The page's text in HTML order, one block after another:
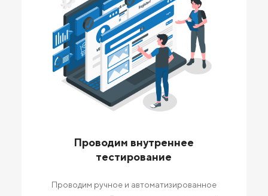
Проводим внутреннее
тестирование
Проводим ручное и автоматизированное